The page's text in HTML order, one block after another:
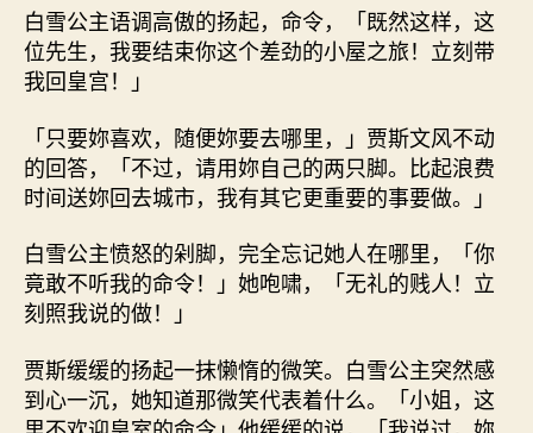
白雪公主语调高傲的扬起，命令，「既然这样，这
位先生，我要结束你这个差劲的小屋之旅！立刻带
我回皇宫！」
「只要妳喜欢，随便妳要去哪里，」贾斯文风不动
的回答，「不过，请用妳自己的两只脚。比起浪费
时间送妳回去城市，我有其它更重要的事要做。」
白雪公主愤怒的剁脚，完全忘记她人在哪里，「你
竟敢不听我的命令！」她咆啸，「无礼的贱人！立
刻照我说的做！」
贾斯缓缓的扬起一抹懒惰的微笑。白雪公主突然感
到心一沉，她知道那微笑代表着什么。「小姐，这